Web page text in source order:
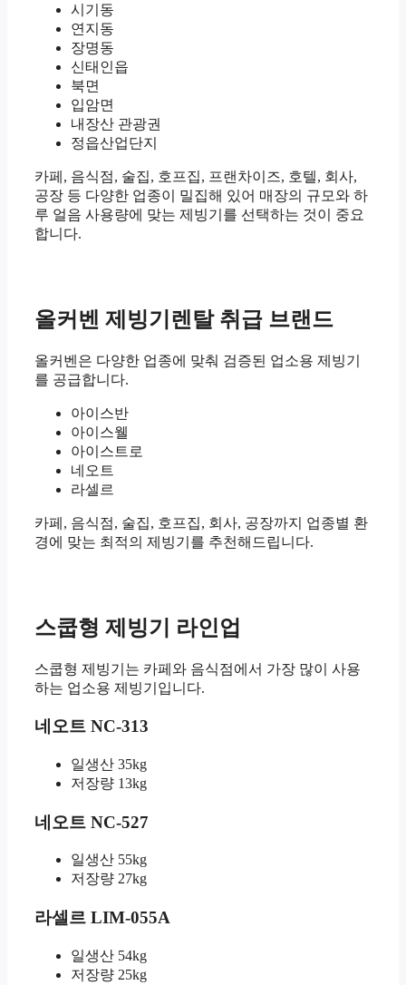
시기동
연지동
장명동
신태인읍
북면
입암면
내장산 관광권
정읍산업단지
카페, 음식점, 술집, 호프집, 프랜차이즈, 호텔, 회사,
공장 등 다양한 업종이 밀집해 있어 매장의 규모와 하
루 얼음 사용량에 맞는 제빙기를 선택하는 것이 중요
합니다.
올커벤 제빙기렌탈 취급 브랜드
올커벤은 다양한 업종에 맞춰 검증된 업소용 제빙기
를 공급합니다.
아이스반
아이스웰
아이스트로
네오트
라셀르
카페, 음식점, 술집, 호프집, 회사, 공장까지 업종별 환
경에 맞는 최적의 제빙기를 추천해드립니다.
스쿱형 제빙기 라인업
스쿱형 제빙기는 카페와 음식점에서 가장 많이 사용
하는 업소용 제빙기입니다.
네오트 NC-313
일생산 35kg
저장량 13kg
네오트 NC-527
일생산 55kg
저장량 27kg
라셀르 LIM-055A
일생산 54kg
저장량 25kg